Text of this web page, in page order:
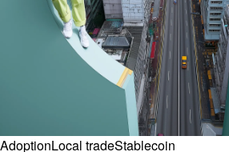
AdoptionLocal tradeStablecoin